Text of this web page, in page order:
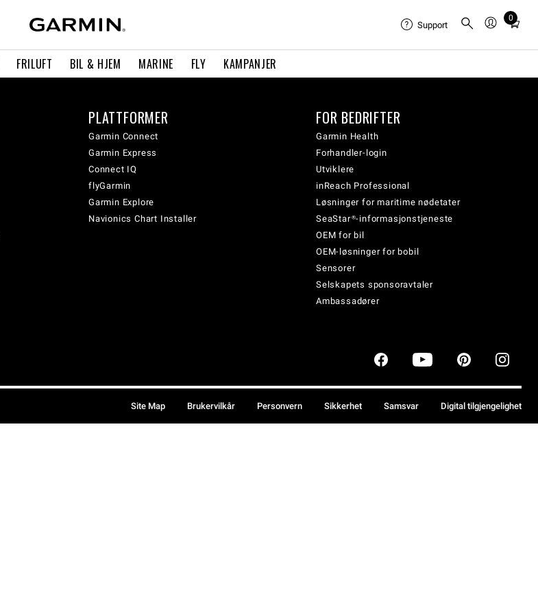
FRILUFT BIL & HJEM MARINE FLY KAMPANJER
Support
0
Total
cart:
PLATTFORMER
Garmin Connect
Garmin Express
Connect IQ
flyGarmin
Garmin Explore
Navionics Chart Installer
FOR BEDRIFTER
Garmin Health
Forhandler-login
Utviklere
inReach Professional
Løsninger for maritime nødetater
SeaStar®-informasjonstjeneste
OEM for bil
OEM-løsninger for bobil
Sensorer
Selskapets sponsoravtaler
Ambassadører
Site Map Brukervilkår Personvern Sikkerhet Samsvar Digital tilgjengelighet